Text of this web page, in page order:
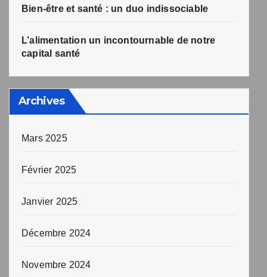
Bien-être et santé : un duo indissociable
L’alimentation un incontournable de notre
capital santé
Archives
Mars 2025
Février 2025
Janvier 2025
Décembre 2024
Novembre 2024